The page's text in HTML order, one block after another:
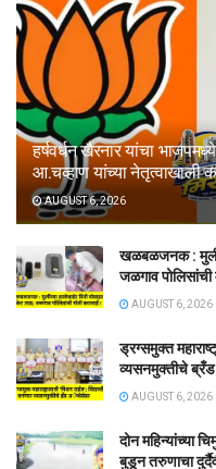
हर्षवर्धन खैरनार यांचा
आ.चव्हाण यांच्या नेतृत्वाखाली
AUGUST 6, 2026
खळबळजनक :
जळगाव पोलिसांची
AUGUST 6, 2026
ड्रग्समुक्त
व्यसनमुक्तीचे
AUGUST 6, 2026
दोन महिन्यांच्या
बुडून तरुणाचा